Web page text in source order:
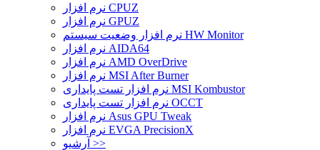
نرم افزار CPUZ
نرم افزار GPUZ
نرم افزار وضعیت سیستم HW Monitor
نرم افزار AIDA64
نرم افزار AMD OverDrive
نرم افزار MSI After Burner
نرم افزار تست پایداری MSI Kombustor
نرم افزار تست پایداری OCCT
نرم افزار Asus GPU Tweak
نرم افزار EVGA PrecisionX
آرشیو >>